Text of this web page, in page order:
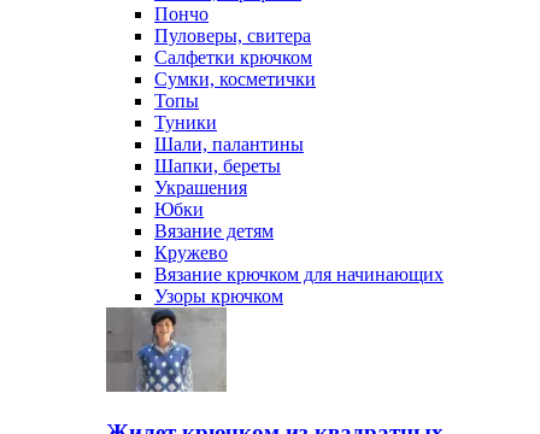
Пончо
Пуловеры, свитера
Салфетки крючком
Сумки, косметички
Топы
Туники
Шали, палантины
Шапки, береты
Украшения
Юбки
Вязание детям
Кружево
Вязание крючком для начинающих
Узоры крючком